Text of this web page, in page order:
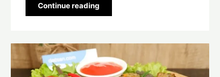
Continue reading